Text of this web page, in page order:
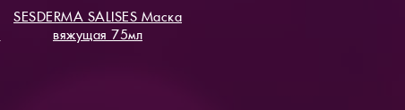
SESDERMA SALISES Маска
вяжущая 75мл